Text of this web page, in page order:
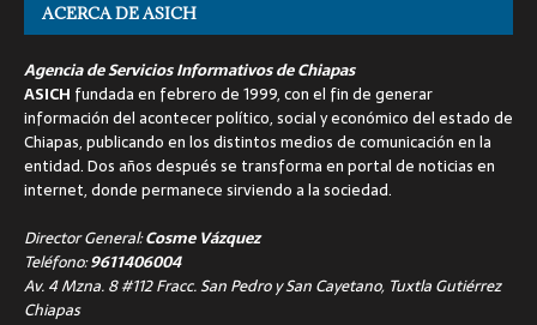
ACERCA DE ASICH
Agencia de Servicios Informativos de Chiapas
ASICH fundada en febrero de 1999, con el fin de generar
información del acontecer político, social y económico del estado de
Chiapas, publicando en los distintos medios de comunicación en la
entidad. Dos años después se transforma en portal de noticias en
internet, donde permanece sirviendo a la sociedad.
Director General:Cosme Vázquez
Teléfono:9611406004
Av. 4 Mzna. 8 #112 Fracc. San Pedro y San Cayetano, Tuxtla Gutiérrez
Chiapas